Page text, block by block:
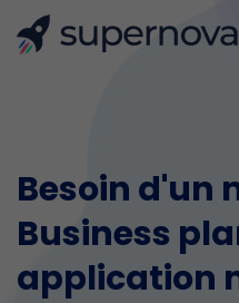
Besoin d'un
Business
application